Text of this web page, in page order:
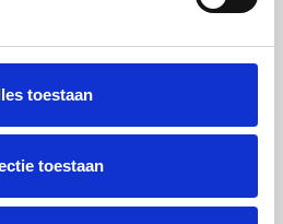
toestaan
toestaan